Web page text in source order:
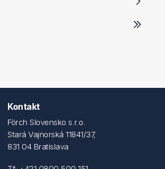
Kontakt
Förch Slovensko s.r.o.
Stará Vajnorská 11841/37,
831 04 Bratislava